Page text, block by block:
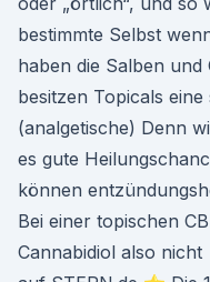
bestimmte Selbst
haben die Salben
besitzen Topicals
(analgetische) Denn
es gute
können
Bei einer topischen
Cannabidiol also